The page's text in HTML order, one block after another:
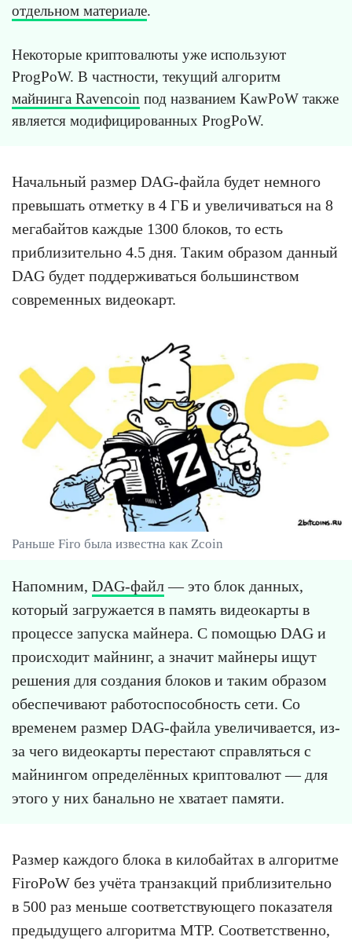
отдельном материале.
Некоторые криптовалюты уже используют
ProgPoW. В частности, текущий алгоритм
майнинга Ravencoin под названием KawPoW также
является модифицированных ProgPoW.
Начальный размер DAG-файла будет немного
превышать отметку в 4 ГБ и увеличиваться на 8
мегабайтов каждые 1300 блоков, то есть
приблизительно 4.5 дня. Таким образом данный
DAG будет поддерживаться большинством
современных видеокарт.
Раньше Firo была известна как Zcoin
Напомним, DAG-файл— это блок данных,
который загружается в память видеокарты в
процессе запуска майнера. С помощью DAG и
происходит майнинг, а значит майнеры ищут
решения для создания блоков и таким образом
обеспечивают работоспособность сети. Со
временем размер DAG-файла увеличивается, из-
за чего видеокарты перестают справляться с
майнингом определённых криптовалют — для
этого у них банально не хватает памяти.
Размер каждого блока в килобайтах в алгоритме
FiroPoW без учёта транзакций приблизительно
в 500 раз меньше соответствующего показателя
предыдущего алгоритма MTP. Соответственно,